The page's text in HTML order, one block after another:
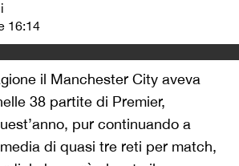
16:14
il Manchester City aveva
38 partite di Premier,
pur continuando a
di quasi tre reti per match,